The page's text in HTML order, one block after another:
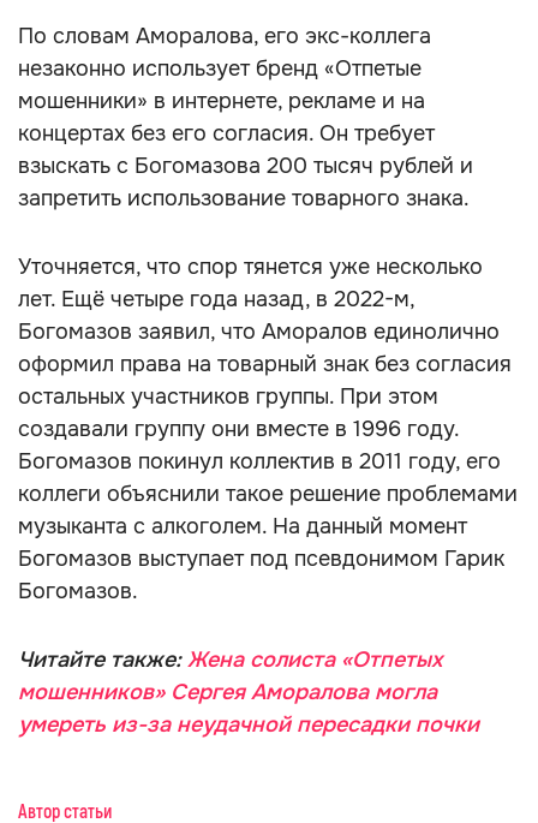
По словам Аморалова, его экс-коллега
незаконно использует бренд «Отпетые
мошенники» в интернете, рекламе и на
концертах без его согласия. Он требует
взыскать с Богомазова 200 тысяч рублей и
запретить использование товарного знака.
Уточняется, что спор тянется уже несколько
лет. Ещё четыре года назад, в 2022-м,
Богомазов заявил, что Аморалов единолично
оформил права на товарный знак без согласия
остальных участников группы. При этом
создавали группу они вместе в 1996 году.
Богомазов покинул коллектив в 2011 году, его
коллеги объяснили такое решение проблемами
музыканта с алкоголем. На данный момент
Богомазов выступает под псевдонимом Гарик
Богомазов.
Читайте также:Жена солиста «Отпетых
мошенников» Сергея Аморалова могла
умереть из-за неудачной пересадки почки
Автор статьи